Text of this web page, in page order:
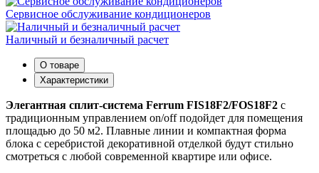
Сервисное обслуживание кондиционеров
Наличный и безналичный расчет
О товаре
Характеристики
Элегантная сплит-система Ferrum FIS18F2/FOS18F2 с
традиционным управлением on/off подойдет для помещения
площадью до 50 м2. Плавные линии и компактная форма
блока с серебристой декоративной отделкой будут стильно
смотреться с любой современной квартире или офисе.